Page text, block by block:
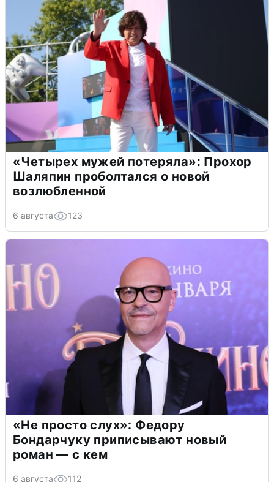
«Четырех мужей потеряла»: Прохор
Шаляпин проболтался о новой
возлюбленной
6 августа 123
«Не просто слух»: Федору
Бондарчуку приписывают новый
роман — с кем
6 августа 112